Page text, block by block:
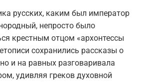
русских, каким был император
непросто было
крестным отцом «архонтессы
сохранились рассказы о
и на равных разговаривала
удивляя греков духовной